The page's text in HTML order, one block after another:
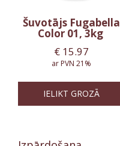
Šuvotājs Fugabella
Color 01, 3kg
€ 15.97
ar PVN 21%
IELIKT GROZĀ